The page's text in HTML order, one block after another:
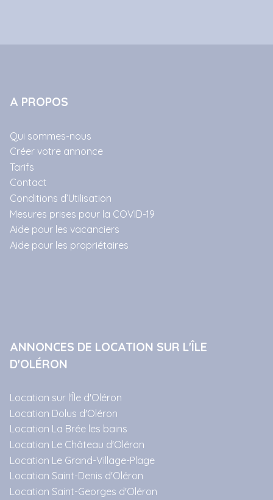
A PROPOS
Qui sommes-nous
Créer votre annonce
Tarifs
Contact
Conditions d’Utilisation
Mesures prises pour la COVID-19
Aide pour les vacanciers
Aide pour les propriétaires
ANNONCES DE LOCATION SUR L'ÎLE
D'OLÉRON
Location sur l'Île d'Oléron
Location Dolus d'Oléron
Location La Brée les bains
Location Le Château d'Oléron
Location Le Grand-Village-Plage
Location Saint-Denis d'Oléron
Location Saint-Georges d'Oléron